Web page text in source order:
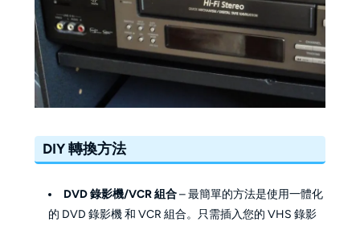
DIY 轉換方法
DVD 錄影機/VCR 組合– 最簡單的方法是使用一體化
的 DVD 錄影機 和 VCR 組合。只需插入您的 VHS 錄影